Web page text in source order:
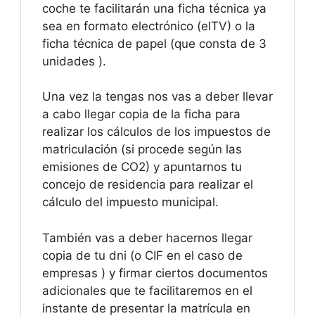
coche te facilitarán una ficha técnica ya
sea en formato electrónico (eITV) o la
ficha técnica de papel (que consta de 3
unidades ).
Una vez la tengas nos vas a deber llevar
a cabo llegar copia de la ficha para
realizar los cálculos de los impuestos de
matriculación (si procede según las
emisiones de CO2) y apuntarnos tu
concejo de residencia para realizar el
cálculo del impuesto municipal.
También vas a deber hacernos llegar
copia de tu dni (o CIF en el caso de
empresas ) y firmar ciertos documentos
adicionales que te facilitaremos en el
instante de presentar la matrícula en